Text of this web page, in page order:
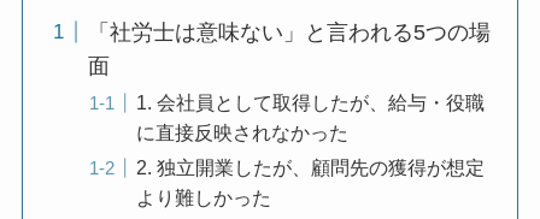
「社労士は意味ない」と言われる5つの場
面
1. 会社員として取得したが、給与・役職
に直接反映されなかった
2. 独立開業したが、顧問先の獲得が想定
より難しかった